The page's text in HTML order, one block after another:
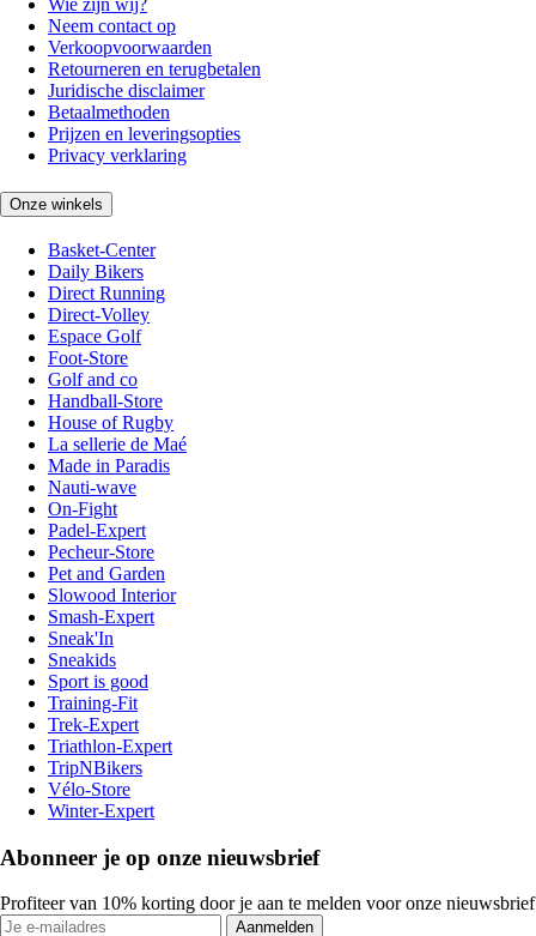
Wie zijn wij?
Neem contact op
Verkoopvoorwaarden
Retourneren en terugbetalen
Juridische disclaimer
Betaalmethoden
Prijzen en leveringsopties
Privacy verklaring
Onze winkels
Basket-Center
Daily Bikers
Direct Running
Direct-Volley
Espace Golf
Foot-Store
Golf and co
Handball-Store
House of Rugby
La sellerie de Maé
Made in Paradis
Nauti-wave
On-Fight
Padel-Expert
Pecheur-Store
Pet and Garden
Slowood Interior
Smash-Expert
Sneak'In
Sneakids
Sport is good
Training-Fit
Trek-Expert
Triathlon-Expert
TripNBikers
Vélo-Store
Winter-Expert
Abonneer je op onze nieuwsbrief
Profiteer van 10% korting door je aan te melden voor onze nieuwsbrief
Aanmelden